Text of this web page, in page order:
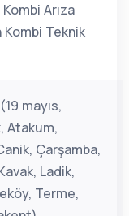
Arıza
Teknik
mayıs,
Atakum,
Çarşamba,
Ladik,
Terme,